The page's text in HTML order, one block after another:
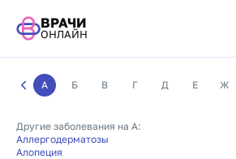
ВРАЧИ
ОНЛАЙН
А Б В Г Д Е Ж
Другие заболевания на А:
Аллергодерматозы
Алопеция